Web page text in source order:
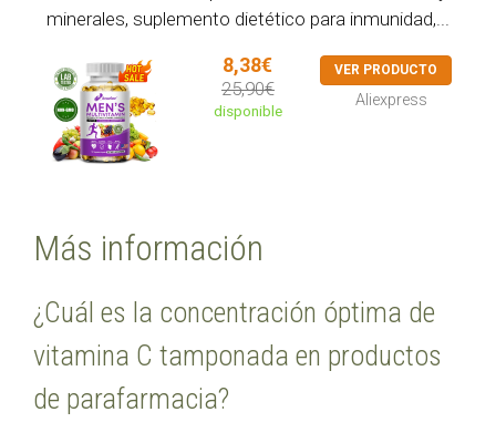
minerales, suplemento dietético para inmunidad,...
8,38€
25,90€
disponible
VER PRODUCTO
Aliexpress
Más información
¿Cuál es la concentración óptima de
vitamina C tamponada en productos
de parafarmacia?